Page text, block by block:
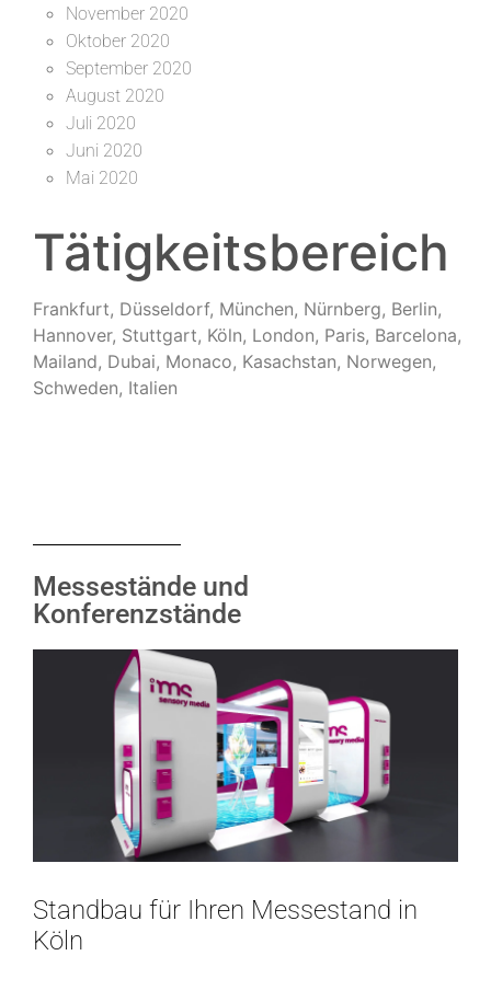
November 2020
Oktober 2020
September 2020
August 2020
Juli 2020
Juni 2020
Mai 2020
Tätigkeitsbereich
Frankfurt, Düsseldorf, München, Nürnberg, Berlin,
Hannover, Stuttgart, Köln, London, Paris, Barcelona,
Mailand, Dubai, Monaco, Kasachstan, Norwegen,
Schweden, Italien
Messestände und
Konferenzstände
Standbau für Ihren Messestand in
Köln